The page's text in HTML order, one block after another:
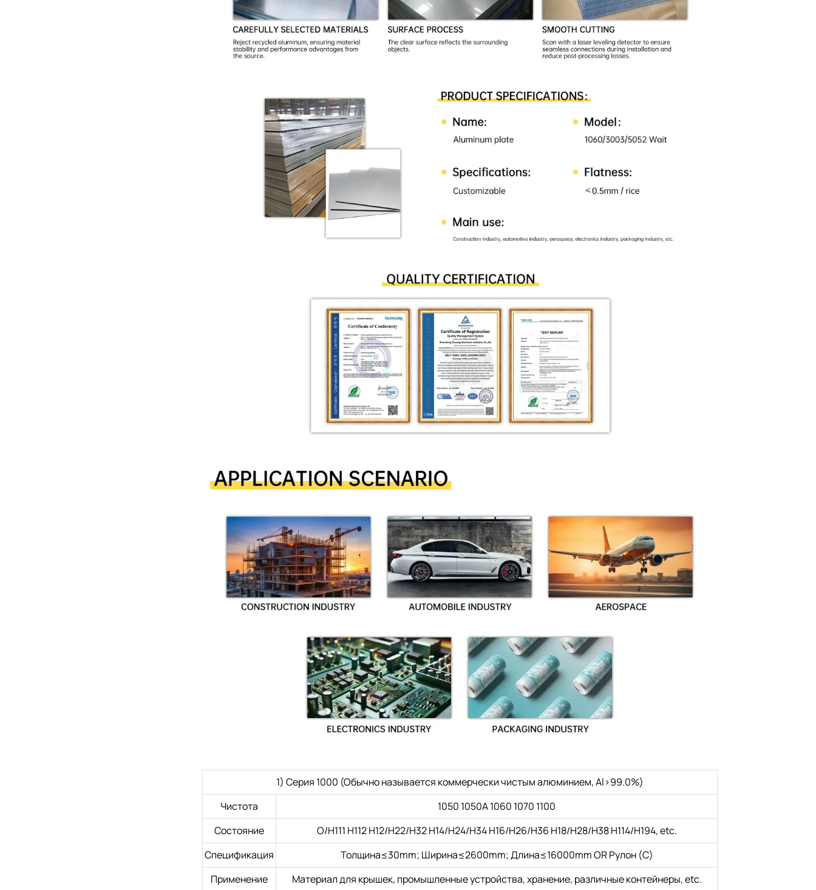
1) Серия 1000 (Обычно называется коммерчески чистым алюминием, Al>99.0%)
Чистота
1050 1050A 1060 1070 1100
Состояние
O/H111 H112 H12/H22/H32 H14/H24/H34 H16/H26/H36 H18/H28/H38 H114/H194, etc.
Спецификация
Толщина≤30mm; Ширина≤2600mm; Длина≤16000mm OR Рулон (C)
Применение
Материал для крышек, промышленные устройства, хранение, различные контейнеры, etc.